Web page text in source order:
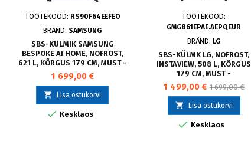
TOOTEKOOD: RS90F64EEFEO
BRÄND:SAMSUNG
SBS-KÜLMIK SAMSUNG
BESPOKE AI HOME, NOFROST,
621 L, KÕRGUS 179 CM, MUST -
RS90F64EEFEO
1 699,00 €
 Lisa ostukorvi
 Kesklaos
TOOTEKOOD:
GMG861EPAE.AEPQEUR
BRÄND: LG
SBS-KÜLMK LG, NOFROST,
INSTAVIEW, 508 L, KÕRGUS
179 CM, MUST -
GMG861EPAE.AEPQEUR
1 499,00 € 1 699,00 €
 Lisa ostukorvi
 Kesklaos